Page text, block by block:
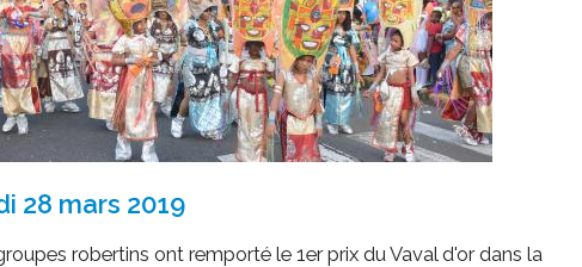
Antenne Municipale de Développement et de
Cohésion Sociale
Epicerie sociale et solidaire "Rayon de Soleil"
Bornes de collecte de l'ACISE
de loisirs - ALSH
famille
ENFANCE
maternelles
28 mars 2019
robertins ont remporté le 1er prix du Vaval d'or dans la